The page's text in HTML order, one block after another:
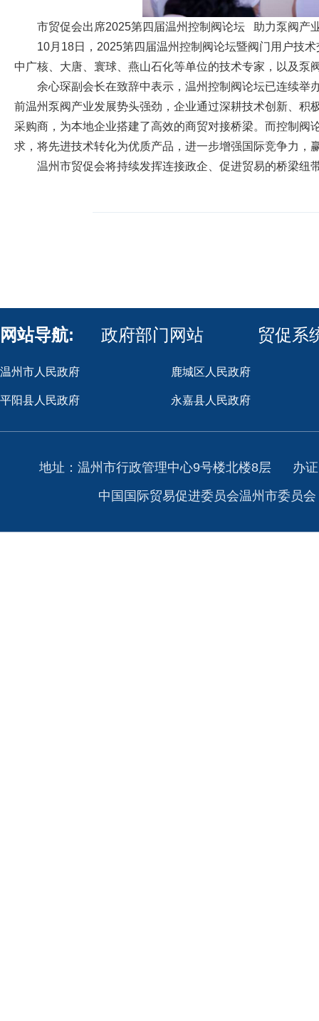
市贸促会出席2025第四届温州控制阀论坛 助力泵阀产
10月18日，2025第四届温州控制阀论坛暨阀门用户技
中广核、大唐、寰球、燕山石化等单位的技术专家，以及
余心琛副会长在致辞中表示，温州控制阀论坛已连续举
前温州泵阀产业发展势头强劲，企业通过深耕技术创新、
采购商，为本地企业搭建了高效的商贸对接桥梁。而控制阀
求，将先进技术转化为优质产品，进一步增强国际竞争力，
温州市贸促会将持续发挥连接政企、促进贸易的桥梁纽
网站导航: 政府部门网站 贸促系
温州市人民政府 鹿城区人民政府
平阳县人民政府 永嘉县人民政府
地址：温州市行政管理中心9号楼北楼8层
办
中国国际贸易促进委员会温州市委员